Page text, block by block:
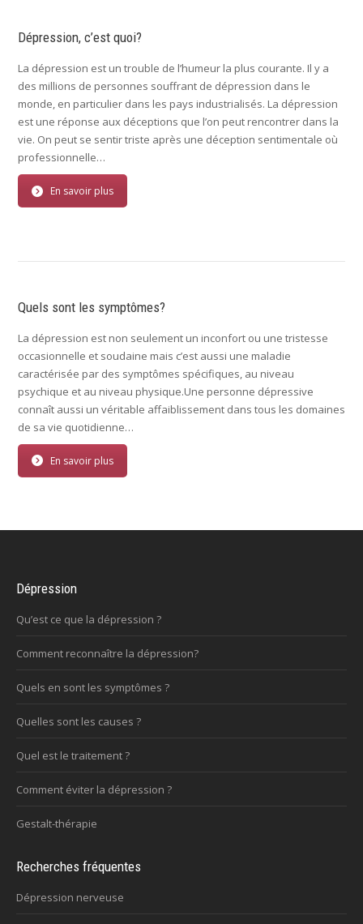
Dépression, c’est quoi?
La dépression est un trouble de l’humeur la plus courante. Il y a
des millions de personnes souffrant de dépression dans le
monde, en particulier dans les pays industrialisés. La dépression
est une réponse aux déceptions que l’on peut rencontrer dans la
vie. On peut se sentir triste après une déception sentimentale où
professionnelle…
En savoir plus
Quels sont les symptômes?
La dépression est non seulement un inconfort ou une tristesse
occasionnelle et soudaine mais c’est aussi une maladie
caractérisée par des symptômes spécifiques, au niveau
psychique et au niveau physique.Une personne dépressive
connaît aussi un véritable affaiblissement dans tous les domaines
de sa vie quotidienne…
En savoir plus
Dépression
Qu’est ce que la dépression ?
Comment reconnaître la dépression?
Quels en sont les symptômes ?
Quelles sont les causes ?
Quel est le traitement ?
Comment éviter la dépression ?
Gestalt-thérapie
Recherches fréquentes
Dépression nerveuse